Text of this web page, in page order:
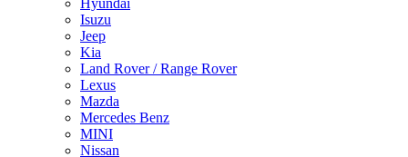
Hyundai
Isuzu
Jeep
Kia
Land Rover / Range Rover
Lexus
Mazda
Mercedes Benz
MINI
Nissan